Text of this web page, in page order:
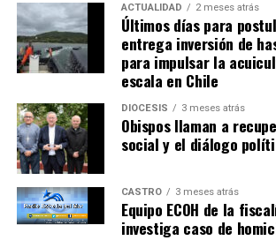
ACTUALIDAD 2 meses atrás
Últimos días para
entrega inversión de
para impulsar la
escala en Chile
DIÓCESIS 3 meses atrás
Obispos llaman a
social y el diálogo
CASTRO 3 meses atrás
Equipo ECOH de la
investiga caso de